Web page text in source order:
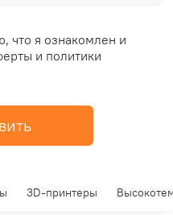
что я ознакомлен и
и политики
3D-принтеры